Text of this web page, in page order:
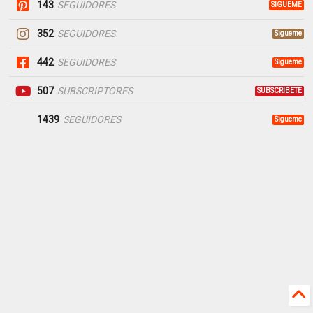
143 SEGUIDORES SIGUEME
352 SEGUIDORES Sigueme
442 SEGUIDORES Sigueme
507 SUBSCRIPTORES SUBSCRIBETE
1439 SEGUIDORES Sigueme